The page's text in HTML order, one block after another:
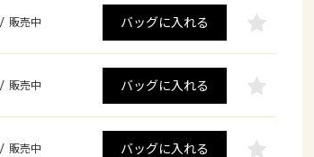
/ 販売中 バッグに入れる
/ 販売中 バッグに入れる
/ 販売中 バッグに入れる